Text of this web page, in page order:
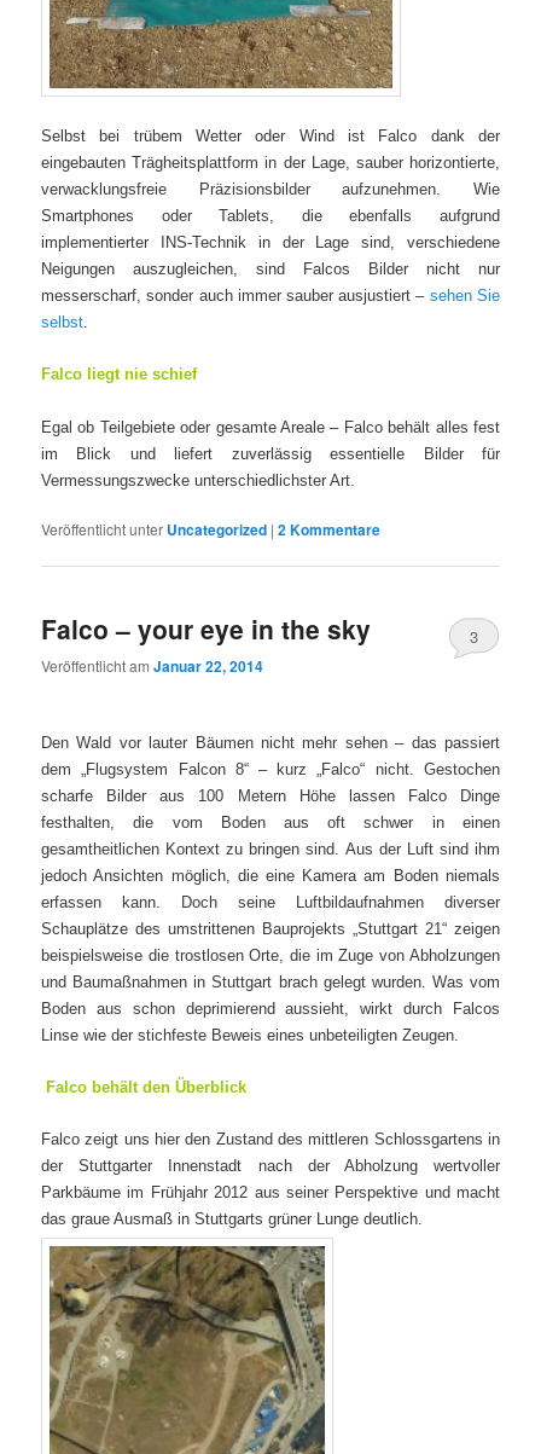
Selbst bei trübem Wetter oder Wind ist Falco dank der
eingebauten Trägheitsplattform in der Lage, sauber horizontierte,
verwacklungsfreie Präzisionsbilder aufzunehmen. Wie
Smartphones oder Tablets, die ebenfalls aufgrund
implementierter INS-Technik in der Lage sind, verschiedene
Neigungen auszugleichen, sind Falcos Bilder nicht nur
messerscharf, sonder auch immer sauber ausjustiert – sehen Sie
selbst.
Falco liegt nie schief
Egal ob Teilgebiete oder gesamte Areale – Falco behält alles fest
im Blick und liefert zuverlässig essentielle Bilder für
Vermessungszwecke unterschiedlichster Art.
Veröffentlicht unter Uncategorized |2Kommentare
Falco – your eye in the sky
Veröffentlicht amJanuar 22, 2014
3
Den Wald vor lauter Bäumen nicht mehr sehen – das passiert
dem „Flugsystem Falcon 8“ – kurz „Falco“ nicht. Gestochen
scharfe Bilder aus 100 Metern Höhe lassen Falco Dinge
festhalten, die vom Boden aus oft schwer in einen
gesamtheitlichen Kontext zu bringen sind. Aus der Luft sind ihm
jedoch Ansichten möglich, die eine Kamera am Boden niemals
erfassen kann. Doch seine Luftbildaufnahmen diverser
Schauplätze des umstrittenen Bauprojekts „Stuttgart 21“ zeigen
beispielsweise die trostlosen Orte, die im Zuge von Abholzungen
und Baumaßnahmen in Stuttgart brach gelegt wurden. Was vom
Boden aus schon deprimierend aussieht, wirkt durch Falcos
Linse wie der stichfeste Beweis eines unbeteiligten Zeugen.
Falco behält den Überblick
Falco zeigt uns hier den Zustand des mittleren Schlossgartens in
der Stuttgarter Innenstadt nach der Abholzung wertvoller
Parkbäume im Frühjahr 2012 aus seiner Perspektive und macht
das graue Ausmaß in Stuttgarts grüner Lunge deutlich.